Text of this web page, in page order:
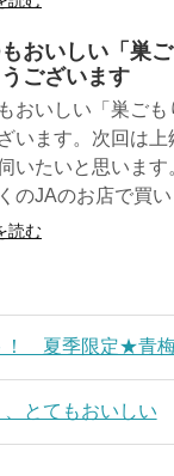
おいしい「巣
ございます
おいしい「巣ごも
います。次回は
いたいと思います
のJAのお店で買
読む
！ 夏季限定★青梅
とてもおいしい